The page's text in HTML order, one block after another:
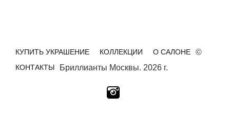
КУПИТЬ УКРАШЕНИЕ КОЛЛЕКЦИИ
О САЛОНЕ
КОНТАКТЫ
©
Бриллианты Москвы. 2026 г.